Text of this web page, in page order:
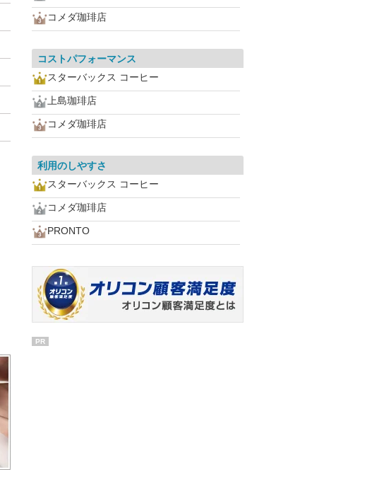
コメダ珈琲店
コストパフォーマンス
スターバックス コーヒー
上島珈琲店
コメダ珈琲店
利用のしやすさ
スターバックス コーヒー
コメダ珈琲店
PRONTO
PR